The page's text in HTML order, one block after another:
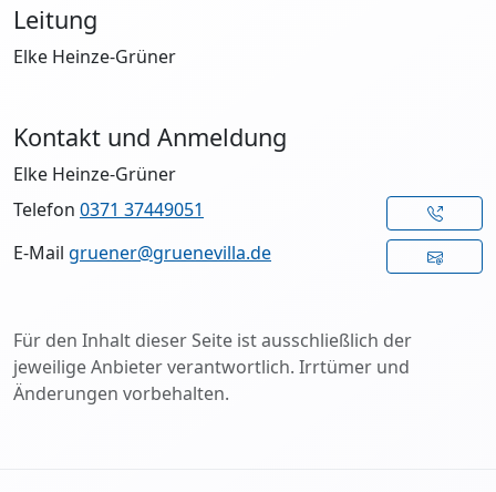
Leitung
Elke Heinze-Grüner
Kontakt und Anmeldung
Elke Heinze-Grüner
Telefon 0371 37449051
E-Mail gruener@gruenevilla.de
Für den Inhalt dieser Seite ist ausschließlich der
jeweilige Anbieter verantwortlich. Irrtümer und
Änderungen vorbehalten.